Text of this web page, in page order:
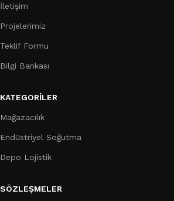
İletişim
Projelerimiz
Teklif Formu
Bilgi Bankası
KATEGORILER
Mağazacılık
Endüstriyel Soğutma
Depo Lojistik
SÖZLEŞMELER